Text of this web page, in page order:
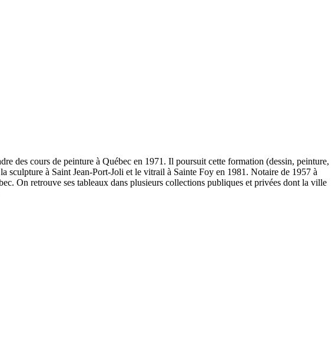
des cours de peinture à Québec en 1971. Il poursuit cette formation (dessin, peinture,
à Saint Jean-Port-Joli et le vitrail à Sainte Foy en 1981. Notaire de 1957 à
On retrouve ses tableaux dans plusieurs collections publiques et privées dont la ville